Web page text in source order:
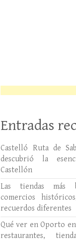
Entradas
Castelló Ruta de
descubrió la
Castellón
Las tiendas más
comercios
recuerdos diferentes
Qué ver en Oporto
restaurantes,